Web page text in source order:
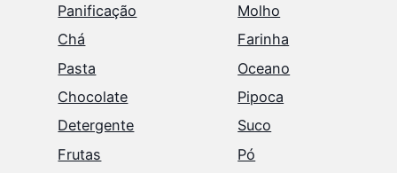
Panificação
Molho
Chá
Farinha
Pasta
Oceano
Chocolate
Pipoca
Detergente
Suco
Frutas
Pó